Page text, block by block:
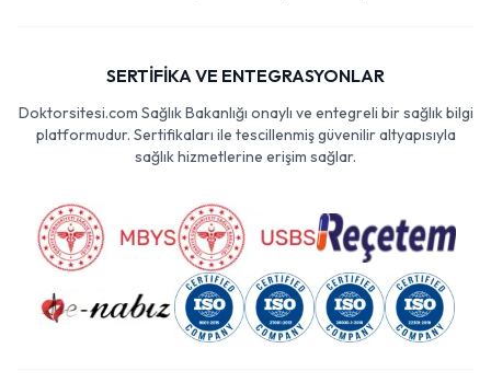
SERTİFİKA VE ENTEGRASYONLAR
Doktorsitesi.com Sağlık Bakanlığı onaylı ve entegreli bir sağlık bilgi
platformudur. Sertifikaları ile tescillenmiş güvenilir altyapısıyla
sağlık hizmetlerine erişim sağlar.